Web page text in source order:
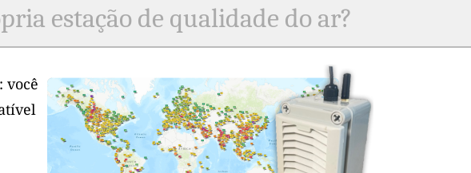
estação de qualidade do ar?
você